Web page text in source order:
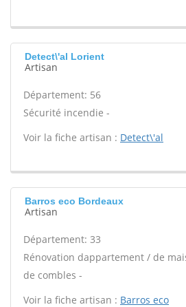
Detect\'al Lorient
Artisan
Département: 56
Sécurité incendie -
Voir la fiche artisan : Detect\'al
Barros eco Bordeaux
Artisan
Département: 33
Rénovation dappartement / de
de combles -
Voir la fiche artisan : Barros eco